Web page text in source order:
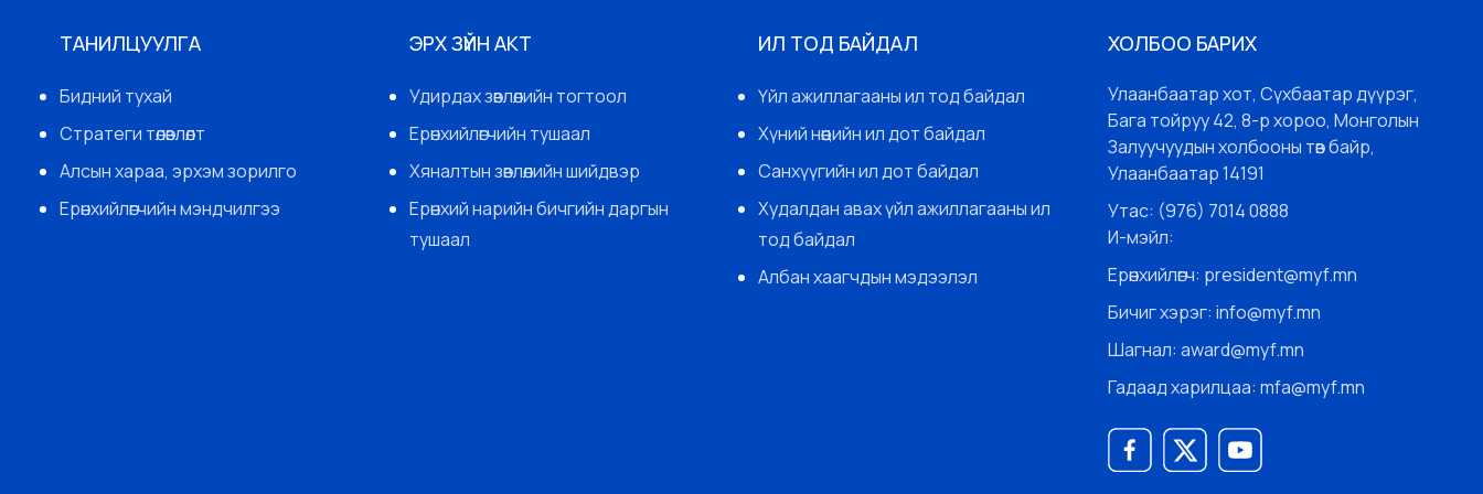
ТАНИЛЦУУЛГА
Бидний тухай
Стратеги төлөвлөлт
Алсын хараа, эрхэм зорилго
Ерөнхийлөгчийн мэндчилгээ
ЭРХ ЗҮЙН АКТ
Удирдах зөвлөлийн тогтоол
Ерөнхийлөгчийн тушаал
Хяналтын зөвлөлийн шийдвэр
Ерөнхий нарийн бичгийн даргын
тушаал
ИЛ ТОД БАЙДАЛ
Үйл ажиллагааны ил тод байдал
Хүний нөөцийн ил дот байдал
Санхүүгийн ил дот байдал
Худалдан авах үйл ажиллагааны ил
тод байдал
Албан хаагчдын мэдээлэл
ХОЛБОО БАРИХ
Улаанбаатар хот, Сүхбаатар дүүрэг,
Бага тойруу 42, 8-р хороо, Монголын
Залуучуудын холбооны төв байр,
Улаанбаатар 14191
Утас: (976) 7014 0888
И-мэйл:
Ерөнхийлөгч: president@myf.mn
Бичиг хэрэг: info@myf.mn
Шагнал: award@myf.mn
Гадаад харилцаа: mfa@myf.mn